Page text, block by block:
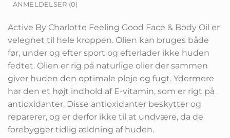
ANMELDELSER (0)
Active By Charlotte Feeling Good Face & Body Oil er
velegnet til hele kroppen. Olien kan bruges både
før, under og efter sport og efterlader ikke huden
fedtet. Olien er rig på naturlige olier der sammen
giver huden den optimale pleje og fugt. Ydermere
har den et højt indhold af E-vitamin, som er rigt på
antioxidanter. Disse antioxidanter beskytter og
reparerer, og er derfor ikke til at undvære, da de
forebygger tidlig ældning af huden.